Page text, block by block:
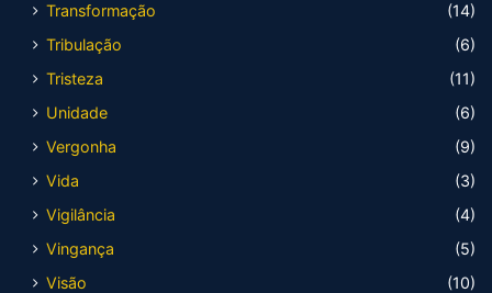
Transformação
(14)
Tribulação
(6)
Tristeza
(11)
Unidade
(6)
Vergonha
(9)
Vida
(3)
Vigilância
(4)
Vingança
(5)
Visão
(10)